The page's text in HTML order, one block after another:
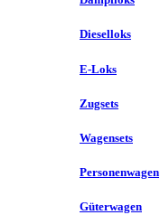
Dieselloks
E-Loks
Zugsets
Wagensets
Personenwagen
Güterwagen